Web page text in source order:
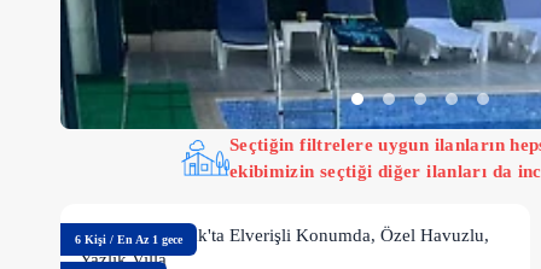
Seçtiğin filtrelere uygun ilanların
ekibimizin seçtiği diğer ilanları da
6 Kişi / En Az 1 gece
Alanya Kargıcak'ta Elverişli Konumda, Özel Havuzlu,
Yazlık Villa